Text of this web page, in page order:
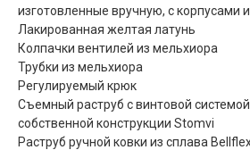
изготовленные вручную, с корпусами
Лакированная желтая латунь
Колпачки вентилей из мельхиора
Трубки из мельхиора
Регулируемый крюк
Съемный раструб с винтовой
собственной конструкции Stomvi
Раструб ручной ковки из сплава